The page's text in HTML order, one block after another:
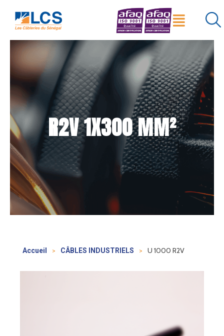
Réinitialiser× Rechercher
R2V 1X300 MM²
Accueil > CÂBLES INDUSTRIELS > U 1000 R2V